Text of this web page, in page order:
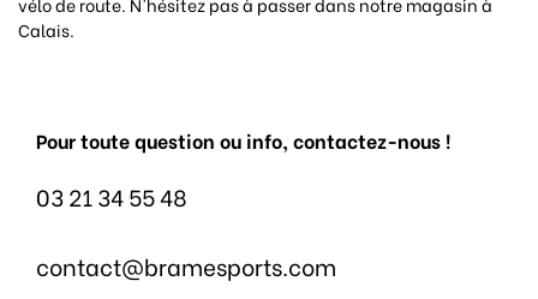
Calais.
Pour toute question ou info, contactez-nous !
03 21 34 55 48
contact@bramesports.com